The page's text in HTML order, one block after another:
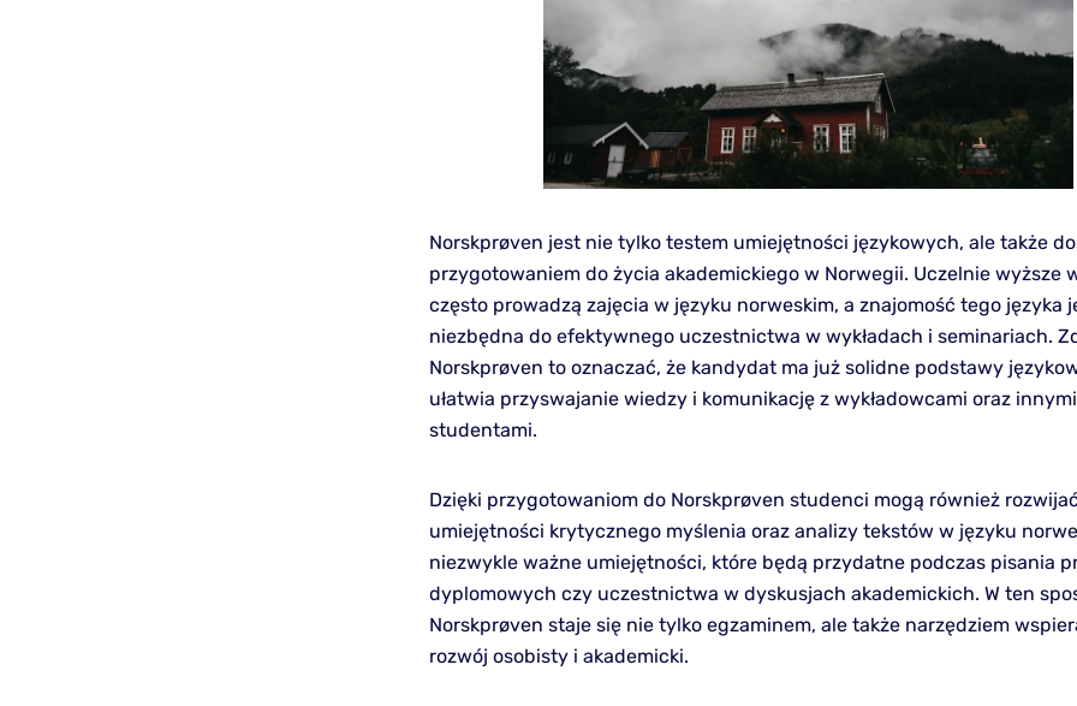
Norskprøven jest nie tylko testem umiejętności językowych, ale także
przygotowaniem do życia akademickiego w Norwegii. Uczelnie wyższe
często prowadzą zajęcia w języku norweskim, a znajomość tego języka
niezbędna do efektywnego uczestnictwa w wykładach i seminariach.
Norskprøven to oznaczać, że kandydat ma już solidne podstawy
ułatwia przyswajanie wiedzy i komunikację z wykładowcami oraz innymi
studentami.
Dzięki przygotowaniom do Norskprøven studenci mogą również
umiejętności krytycznego myślenia oraz analizy tekstów w języku
niezwykle ważne umiejętności, które będą przydatne podczas pisania
dyplomowych czy uczestnictwa w dyskusjach akademickich. W ten
Norskprøven staje się nie tylko egzaminem, ale także narzędziem
rozwój osobisty i akademicki.